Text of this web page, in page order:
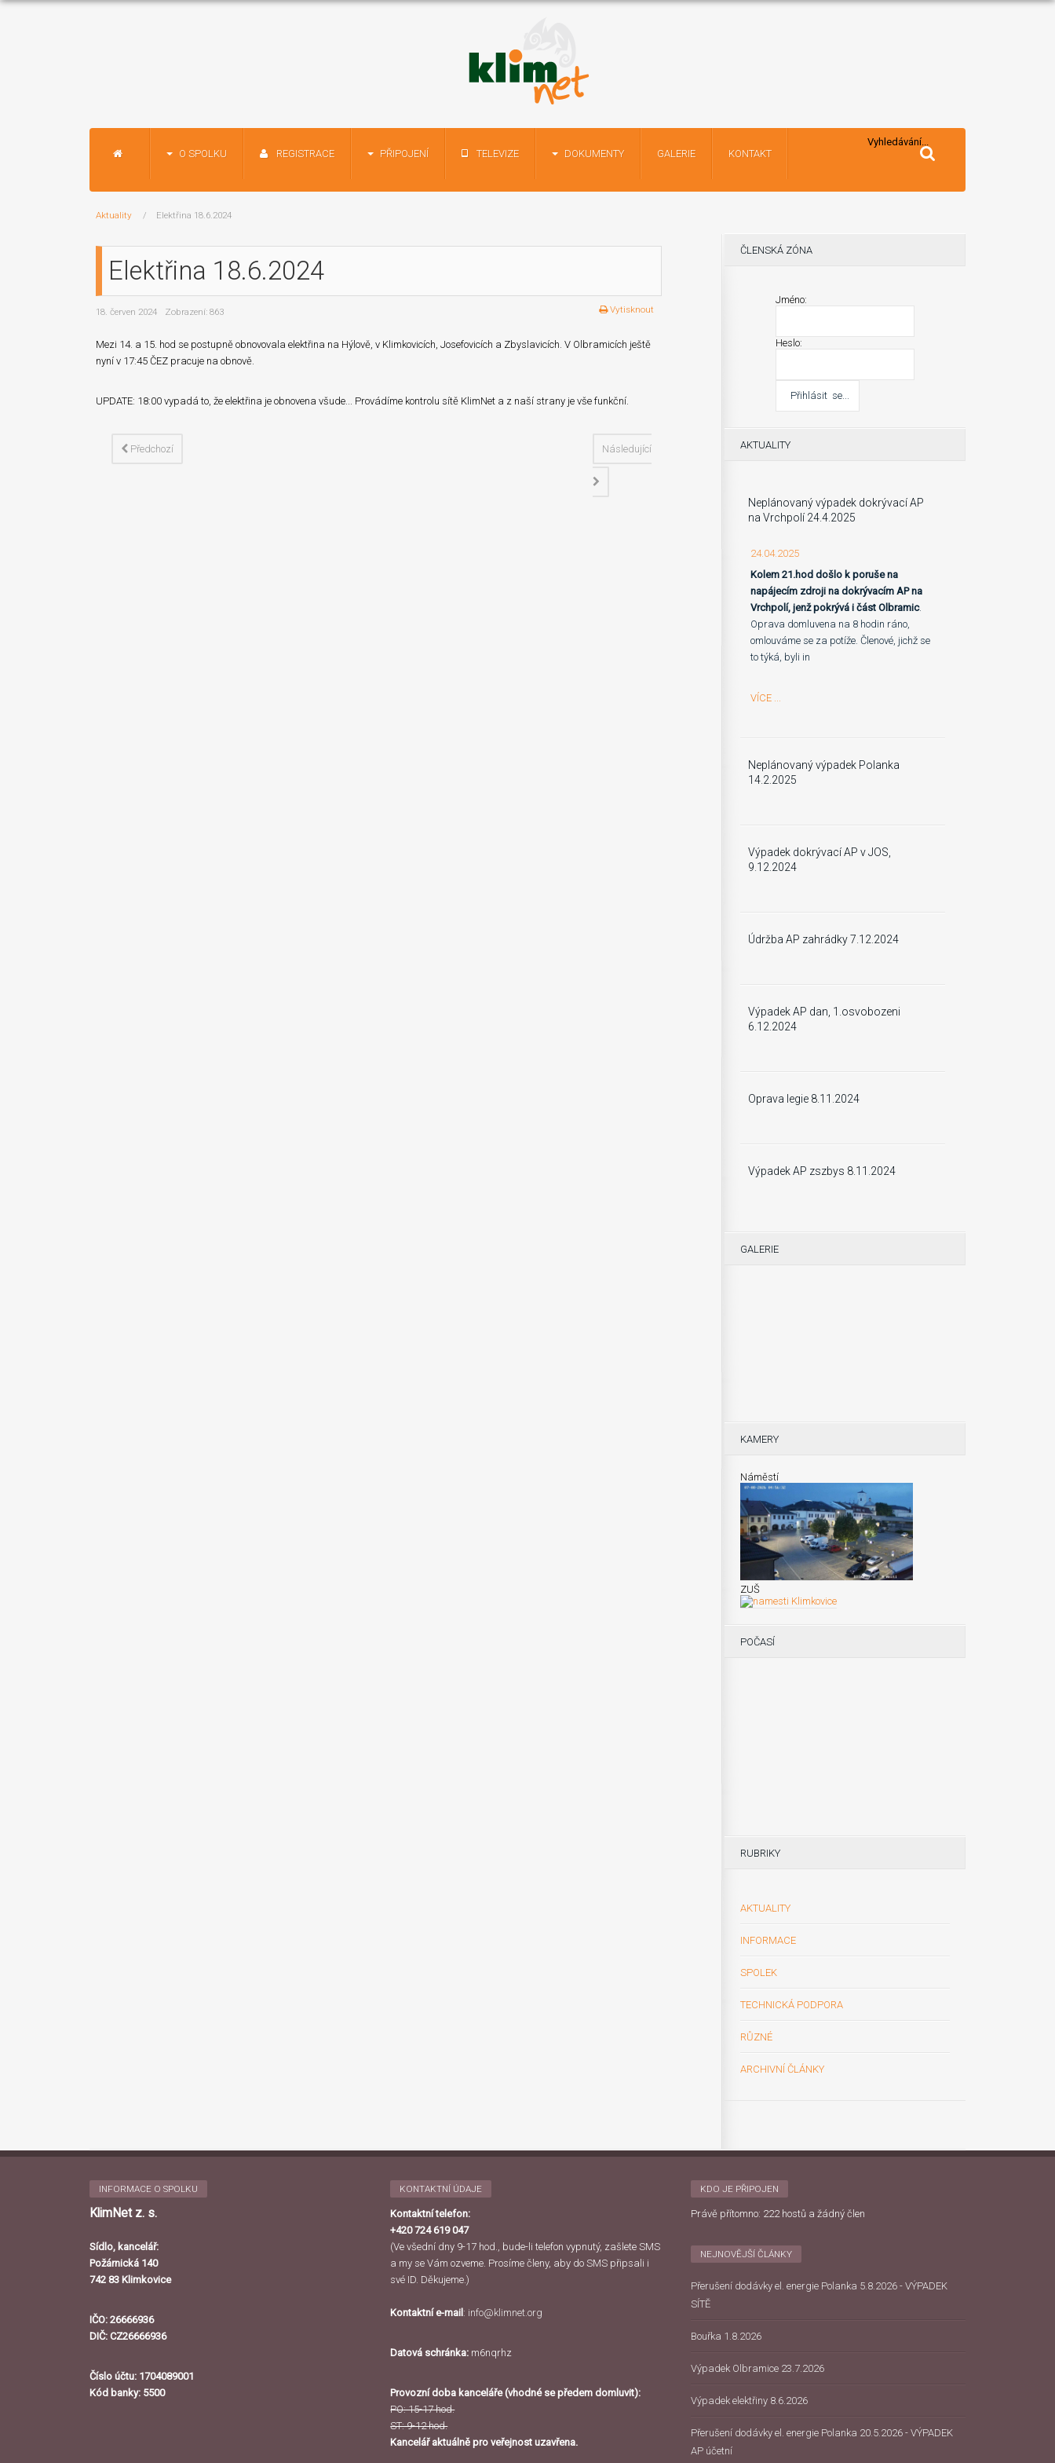
O SPOLKU REGISTRACE PŘIPOJENÍ TELEVIZE DOKUMENTY GALERIE KONTAKT
Vyhledávání...
Aktuality Elektřina 18.6.2024
Elektřina 18.6.2024
18. červen 2024 Zobrazení: 863 Vytisknout
Mezi 14. a 15. hod se postupně obnovovala elektřina na Hýlově, v Klimkovicích, Josefovicích a Zbyslavicích.V Olbramicích ještě
nyní v 17:45 ČEZ pracuje na obnově.
UPDATE: 18:00 vypadá to, že elektřina je obnovena všude... Provádíme kontrolu sítě KlimNet a z naší strany je vše funkční.
Předchozí Následující
ČLENSKÁ ZÓNA
Jméno:
Heslo:
AKTUALITY
Neplánovaný výpadek dokrývací AP
na Vrchpolí 24.4.2025
24.04.2025
Kolem 21.hod došlo k poruše na
napájecím zdroji na dokrývacím AP na
Vrchpolí, jenž pokrývá i část Olbramic.
Oprava domluvena na 8 hodin ráno,
omlouváme se za potíže. Členové, jichž se
to týká, byli in
VÍCE ...
Neplánovaný výpadek Polanka
14.2.2025
Výpadek dokrývací AP v JOS,
9.12.2024
Údržba AP zahrádky 7.12.2024
Výpadek AP dan, 1.osvobozeni
6.12.2024
Oprava legie 8.11.2024
Výpadek AP zszbys 8.11.2024
GALERIE
KAMERY
Náměstí
ZUŠ
POČASÍ
RUBRIKY
AKTUALITY
INFORMACE
SPOLEK
TECHNICKÁ PODPORA
RŮZNÉ
ARCHIVNÍ ČLÁNKY
INFORMACE O SPOLKU
KlimNet z. s.
Sídlo, kancelář:
Požárnická 140
742 83 Klimkovice
IČO: 26666936
DIČ: CZ26666936
Číslo účtu: 1704089001
Kód banky: 5500
KONTAKTNÍ ÚDAJE
Kontaktní telefon:
+420 724 619 047
(Ve všední dny 9-17 hod., bude-li telefon vypnutý, zašlete SMS
a my se Vám ozveme. Prosíme členy, aby do SMS připsali i
své ID. Děkujeme.)
Kontaktní e-mail : info@klimnet.org
Datová schránka: m6nqrhz
Provozní doba kanceláře (vhodné se předem domluvit):
PO: 15-17 hod.
ST: 9-12 hod.
Kancelář aktuálně pro veřejnost uzavřena.
KDO JE PŘIPOJEN
Právě přítomno: 222 hostů a žádný člen
NEJNOVĚJŠÍ ČLÁNKY
Přerušení dodávky el. energie Polanka 5.8.2026 - VÝPADEK
SÍTĚ
Bouřka 1.8.2026
Výpadek Olbramice 23.7.2026
Výpadek elektřiny 8.6.2026
Přerušení dodávky el. energie Polanka 20.5.2026 - VÝPADEK
AP účetní